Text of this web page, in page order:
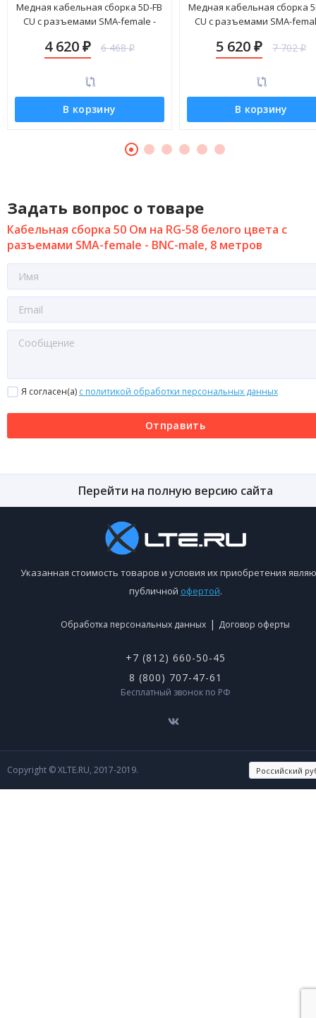
Медная кабельная сборка 5D-FB
CU с разъемами SMA-female -
4 620 ₽ 6 468₽
В корзину
Медная кабельная сборка
CU с разъемами SMA-
5 620₽ 7 702₽
В корзину
Задать вопрос о товаре
Кабельная сборка 50 Ом на RG-58 белого цвета с
разъемами SMA-female - BNC-male, 8 метров
Я согласен(a) с политикой обработки персональных данных
Отправить
Перейти на полную версию сайта
Указанная стоимость товаров и условия их приобретения
публичной офертой.
Обработка персональных данных | Договор оферты
+7 (812) 660-50-45
8 (800) 707-47-61
Бесплатный звонок по РФ
Copyright © XLTE.RU, 2017-2019.